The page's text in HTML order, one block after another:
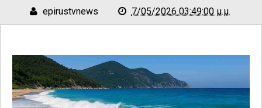
epirustvnews 7/05/2026 03:49:00 μ.μ.